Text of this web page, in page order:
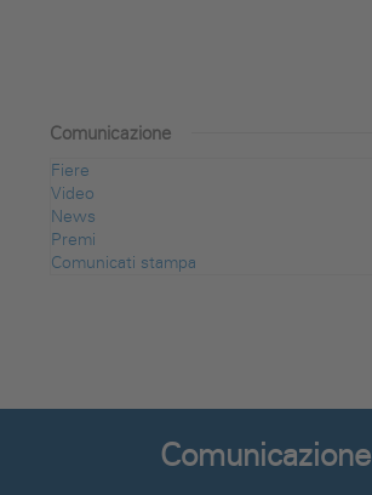
Comunicazione
Fiere
Video
News
Premi
Comunicati stampa
Comunicazione